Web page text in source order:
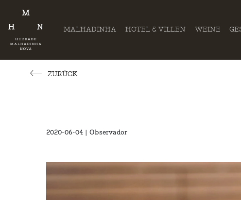
MALHADINHA HOTEL & VILLEN WEINE
ZURÜCK
2020-06-04 | Observador